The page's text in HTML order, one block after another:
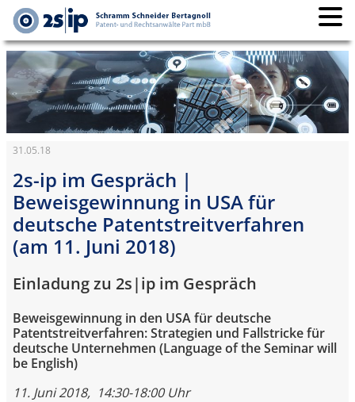
31.05.18
2s-ip im Gespräch |
Beweisgewinnung in USA für
deutsche Patentstreitverfahren
(am 11. Juni 2018)
Einladung zu 2s|ip im Gespräch
Beweisgewinnung in den USA für deutsche
Patentstreitverfahren: Strategien und Fallstricke für
deutsche Unternehmen (Language of the Seminar will
be English)
11. Juni 2018, 14:30-18:00 Uhr